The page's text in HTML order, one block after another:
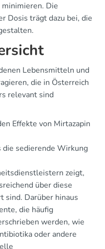
Die
Dosis trägt dazu bei, die
Lebensmitteln und
die in Österreich
relevant sind
Effekte von Mirtazapin
sedierende Wirkung
zeigt,
über diese
sind. Darüber hinaus
die häufig
werden, wie
oder andere